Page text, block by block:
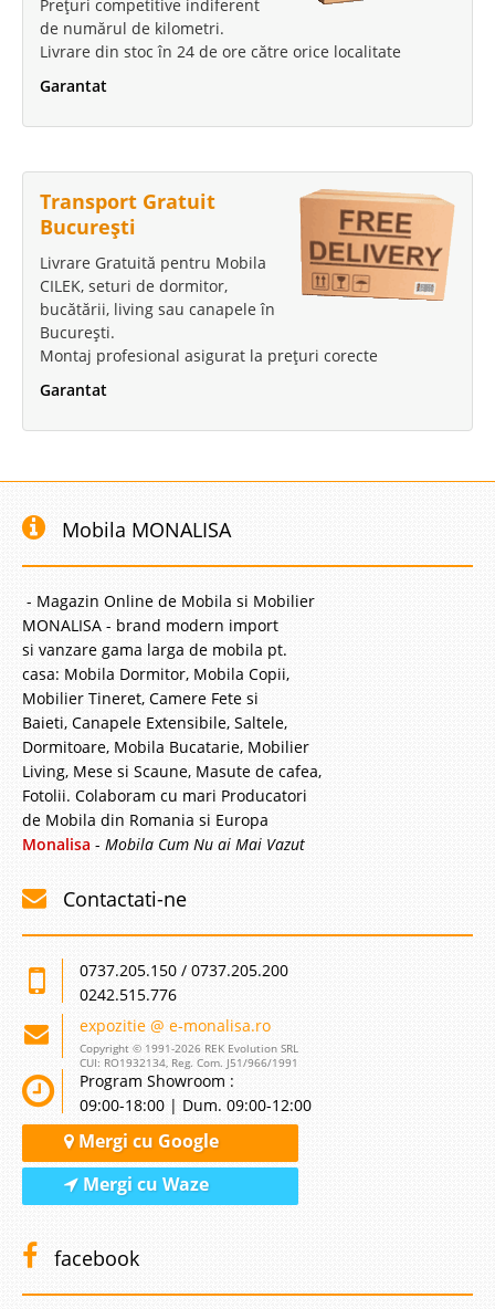
Prețuri competitive indiferent
de numărul de kilometri.
Livrare din stoc în 24 de ore către orice localitate
Garantat
Transport Gratuit
București
Livrare Gratuită pentru Mobila
CILEK, seturi de dormitor,
bucătării, living sau canapele în
București.
Montaj profesional asigurat la prețuri corecte
Garantat
Mobila MONALISA
- Magazin Online de Mobila si Mobilier
MONALISA - brand modern import
si vanzare gama larga de mobila pt.
casa: Mobila Dormitor, Mobila Copii,
Mobilier Tineret, Camere Fete si
Baieti, Canapele Extensibile, Saltele,
Dormitoare, Mobila Bucatarie, Mobilier
Living, Mese si Scaune, Masute de cafea,
Fotolii. Colaboram cu mari Producatori
de Mobila din Romania si Europa
Monalisa - Mobila Cum Nu ai Mai Vazut
Contactati-ne
0737.205.150 / 0737.205.200
0242.515.776
expozitie @ e-monalisa.ro
Copyright © 1991-2026 REK Evolution SRL
CUI: RO1932134, Reg. Com. J51/966/1991
Program Showroom :
09:00-18:00 | Dum. 09:00-12:00
Mergi cu Google
Mergi cu Waze
facebook